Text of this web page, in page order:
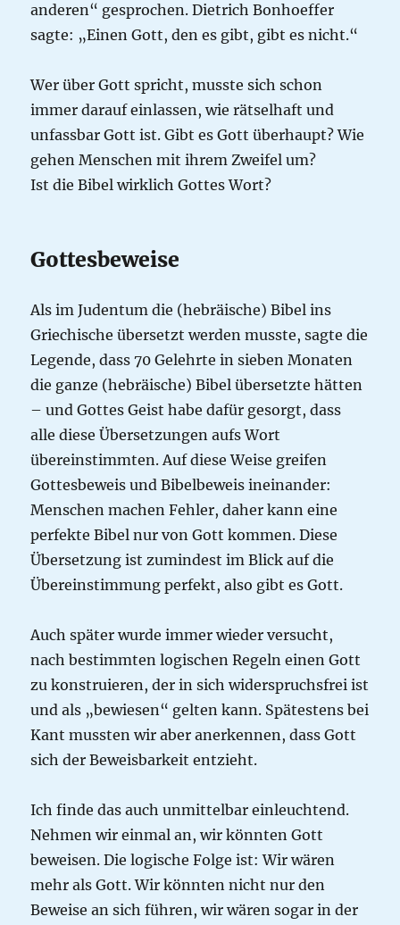
anderen“ gesprochen. Dietrich Bonhoeffer
sagte: „Einen Gott, den es gibt, gibt es nicht.“
Wer über Gott spricht, musste sich schon
immer darauf einlassen, wie rätselhaft und
unfassbar Gott ist. Gibt es Gott überhaupt? Wie
gehen Menschen mit ihrem Zweifel um?
Ist die Bibel wirklich Gottes Wort?
Gottesbeweise
Als im Judentum die (hebräische) Bibel ins
Griechische übersetzt werden musste, sagte die
Legende, dass 70 Gelehrte in sieben Monaten
die ganze (hebräische) Bibel übersetzte hätten
– und Gottes Geist habe dafür gesorgt, dass
alle diese Übersetzungen aufs Wort
übereinstimmten. Auf diese Weise greifen
Gottesbeweis und Bibelbeweis ineinander:
Menschen machen Fehler, daher kann eine
perfekte Bibel nur von Gott kommen. Diese
Übersetzung ist zumindest im Blick auf die
Übereinstimmung perfekt, also gibt es Gott.
Auch später wurde immer wieder versucht,
nach bestimmten logischen Regeln einen Gott
zu konstruieren, der in sich widerspruchsfrei ist
und als „bewiesen“ gelten kann. Spätestens bei
Kant mussten wir aber anerkennen, dass Gott
sich der Beweisbarkeit entzieht.
Ich finde das auch unmittelbar einleuchtend.
Nehmen wir einmal an, wir könnten Gott
beweisen. Die logische Folge ist: Wir wären
mehr als Gott. Wir könnten nicht nur den
Beweise an sich führen, wir wären sogar in der